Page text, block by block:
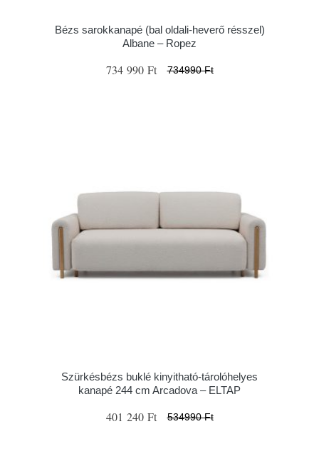
Bézs sarokkanapé (bal oldali-heverő résszel)
Albane – Ropez
734 990 Ft 734990 Ft
Szürkésbézs buklé kinyitható-tárolóhelyes
kanapé 244 cm Arcadova – ELTAP
401 240 Ft 534990 Ft